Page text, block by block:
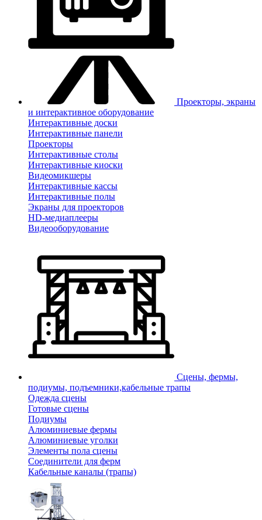
Проекторы, экраны
и интерактивное оборудование
Интерактивные доски
Интерактивные панели
Проекторы
Интерактивные столы
Интерактивные киоски
Видеомикшеры
Интерактивные кассы
Интерактивные полы
Экраны для проекторов
HD-медиаплееры
Видеооборудование
Сцены, фермы,
подиумы, подъемники,кабельные трапы
Одежда сцены
Готовые сцены
Подиумы
Алюминиевые фермы
Алюминиевые уголки
Элементы пола сцены
Соединители для ферм
Кабельные каналы (трапы)